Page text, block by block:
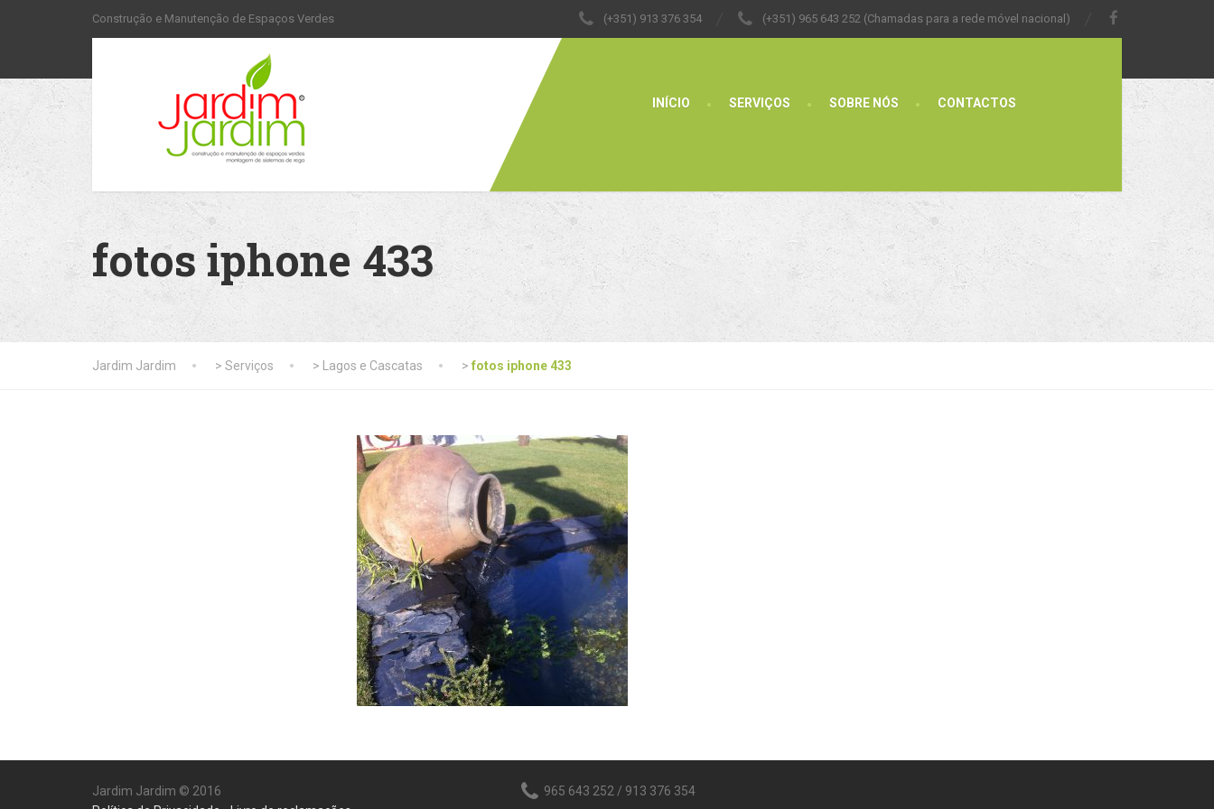
Construção e Manutenção de Espaços Verdes (+351) 913 376 354 (+351) 965 643 252 (Chamadas para a rede móvel nacional)
INÍCIO SERVIÇOS SOBRE NÓS CONTACTOS
fotos iphone 433
Jardim Jardim > Serviços > Lagos e Cascatas > fotos iphone 433
Jardim Jardim © 2016
965 643 252 / 913 376 354